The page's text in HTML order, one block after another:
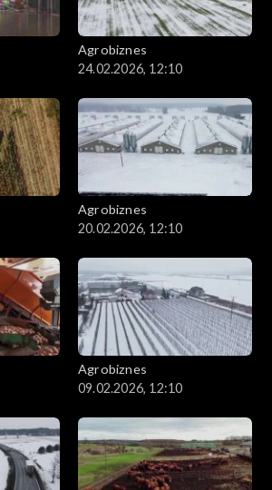
Agrobiznes
24.02.2026, 12:10
Agrobiznes
20.02.2026, 12:10
Agrobiznes
09.02.2026, 12:10